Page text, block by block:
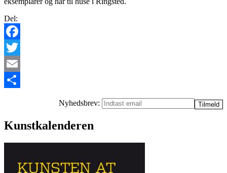
Del:
Facebook
Twitter
Email
Nyhedsbrev:
Kunstkalenderen